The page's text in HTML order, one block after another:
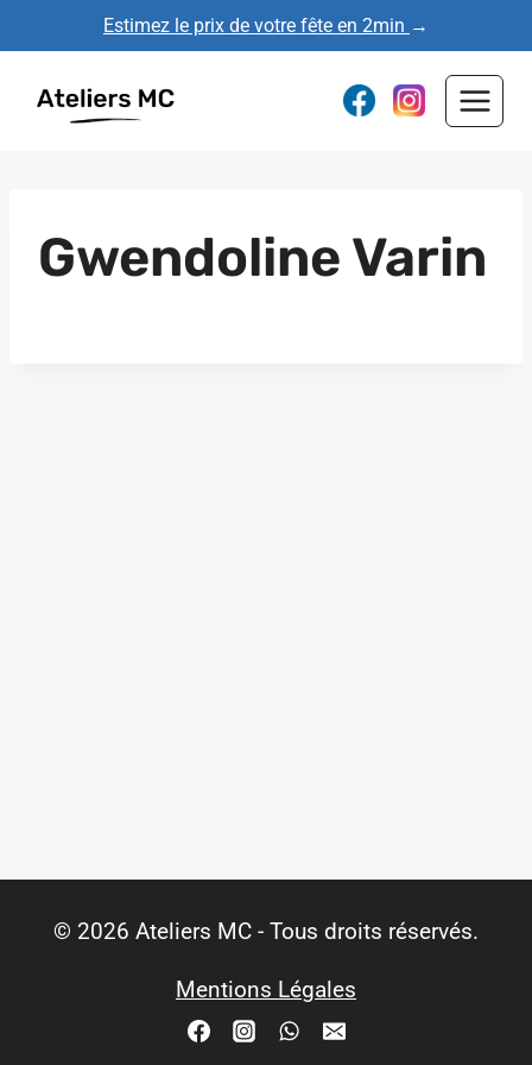
au
contenu
Estimez le prix de votre fête en 2min →
Gwendoline Varin
© 2026 Ateliers MC - Tous droits réservés.
Mentions Légales